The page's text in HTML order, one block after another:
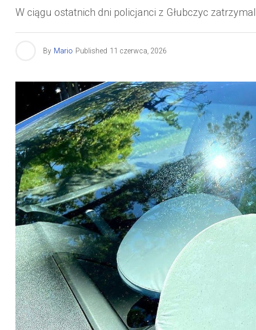
W ciągu ostatnich dni policjanci z Głubczyc
By Mario Published 11 czerwca, 2026